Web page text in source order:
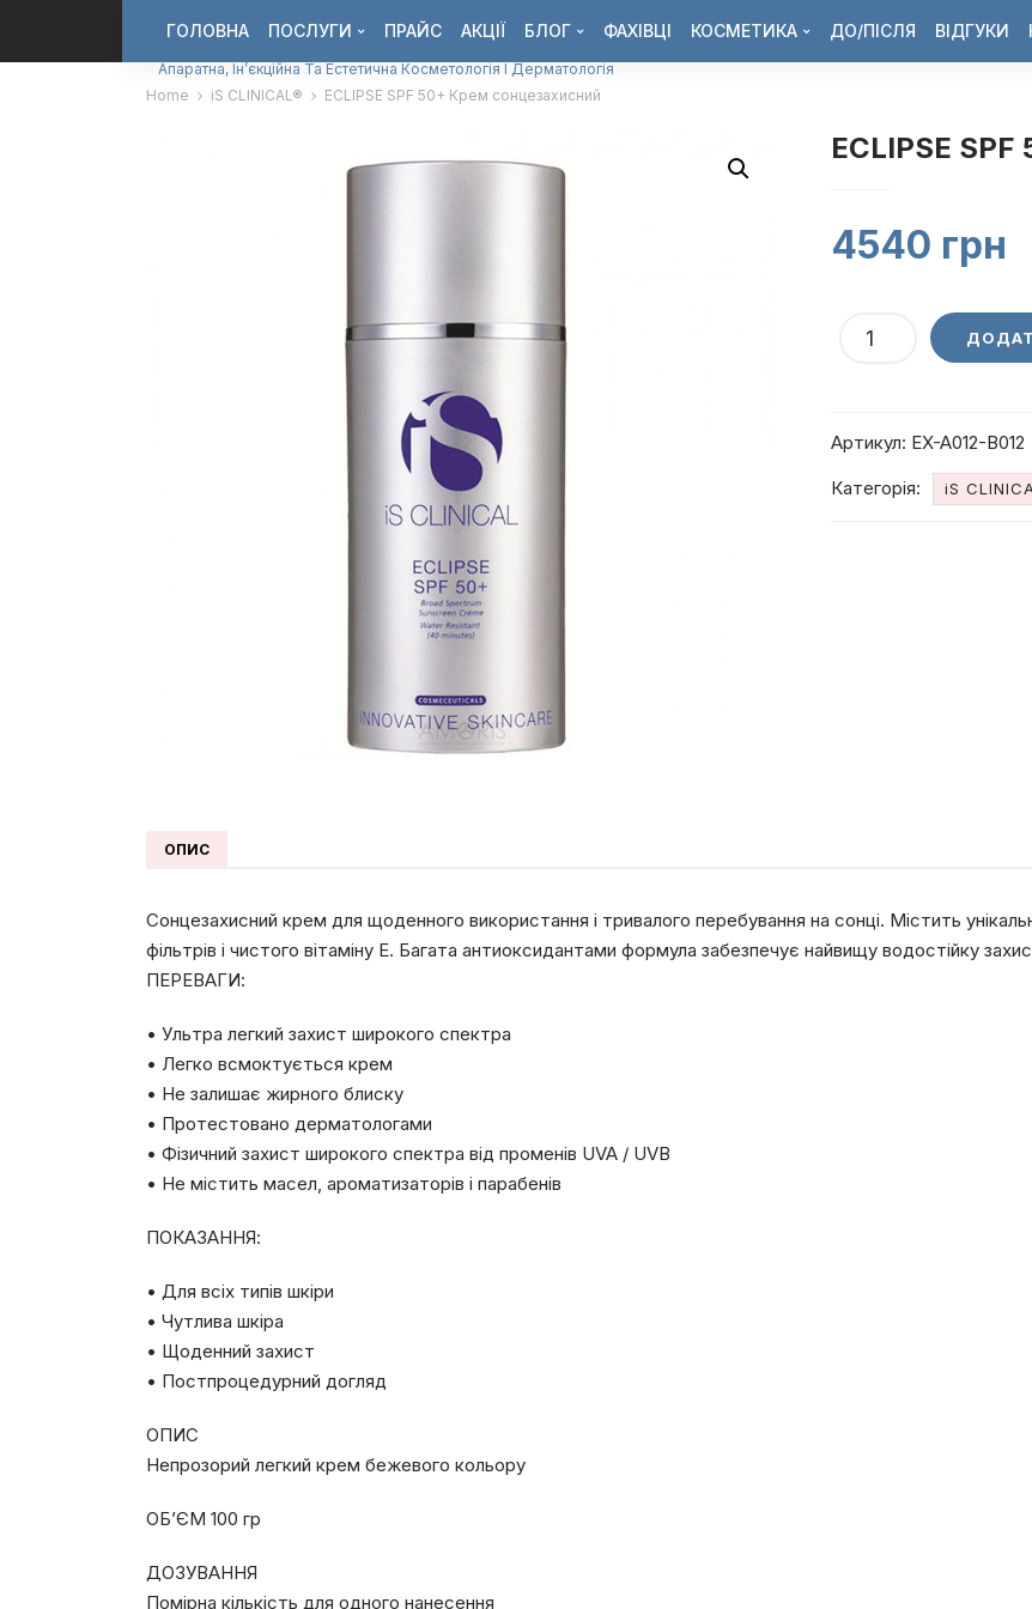
Апаратна, Ін’єкційна Та Естетична Косметологія І Дерматологія
ГОЛОВНА ПОСЛУГИ ПРАЙС АКЦІЇ БЛОГ ФАХІВЦІ КОСМЕТИКА ДО/ПІСЛЯ ВІДГУКИ
Home iS CLINICAL® ECLIPSE SPF 50+ Крем сонцезахисний
ECLIPSE
4540 грн
ECLIPSE
сонцезахисний
кількість
Артикул: EX-A012-B012
Категорія:
iS
ОПИС
Сонцезахисний крем для щоденного використання і тривалого перебування на сонці. Містить
фільтрів і чистого вітаміну Е. Багата антиоксидантами формула забезпечує найвищу водостійку
ПЕРЕВАГИ:
• Ультра легкий захист широкого спектра
• Легко всмоктується крем
• Не залишає жирного блиску
• Протестовано дерматологами
• Фізичний захист широкого спектра від променів UVA / UVB
• Не містить масел, ароматизаторів і парабенів
ПОКАЗАННЯ:
• Для всіх типів шкіри
• Чутлива шкіра
• Щоденний захист
• Постпроцедурний догляд
ОПИС
Непрозорий легкий крем бежевого кольору
ОБ’ЄМ 100 гр
ДОЗУВАННЯ
Помірна кількість для одного нанесення